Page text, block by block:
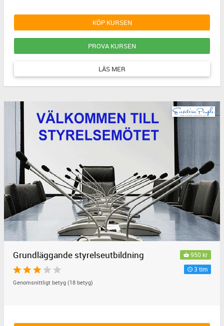
KÖP KURSEN
PROVA KURSEN
LÄS MER
950 kr
3 tim
Grundläggande styrelseutbildning
Genomsnittligt betyg (18 betyg)